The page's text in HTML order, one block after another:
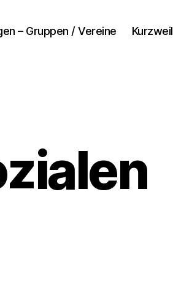
– Gruppen / Vereine Kurzweil